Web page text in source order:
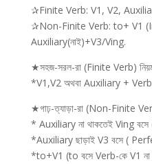
✰Finite Verb: V1, V2,
✰Non-Finite Verb: to+ V1
Auxiliary(নাই)+V3/Ving.
★সহজ-সরল-রা (Finite Verb) নিয়ম
*V1,V2 অথবা Auxiliary +
★গাঢ়-ত্যাড়া-রা (Non-Finite
* Auxiliary না থাকতেই Ving
*Auxiliary ছাড়াই V3 বসে (
*to+V1 (to বসে Verb-কে V1 না